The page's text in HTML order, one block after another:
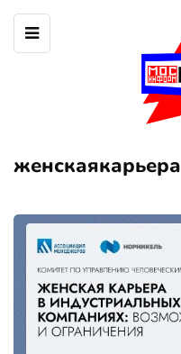
женскаякарьера